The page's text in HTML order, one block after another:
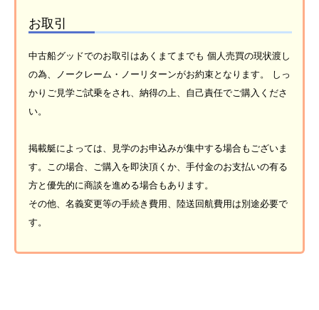
お取引
中古船グッドでのお取引はあくまてまでも 個人売買の現状渡し
の為、ノークレーム・ノーリターンがお約束となります。 しっ
かりご見学ご試乗をされ、納得の上、自己責任でご購入くださ
い。
掲載艇によっては、見学のお申込みが集中する場合もございま
す。この場合、ご購入を即決頂くか、手付金のお支払いの有る
方と優先的に商談を進める場合もあります。
その他、名義変更等の手続き費用、陸送回航費用は別途必要で
す。